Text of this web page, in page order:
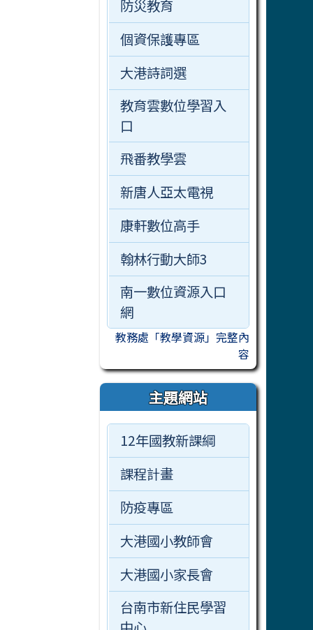
防災教育
個資保護專區
大港詩詞選
教育雲數位學習入
口
飛番教學雲
新唐人亞太電視
康軒數位高手
翰林行動大師3
南一數位資源入口
網
教務處「教學資源」完整內
容
主題網站
12年國教新課綱
課程計畫
防疫專區
大港國小教師會
大港國小家長會
台南市新住民學習